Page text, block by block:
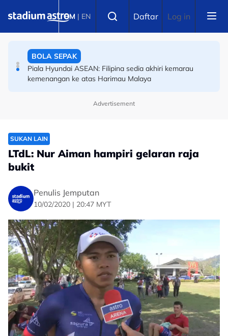
BM | EN Daftar Log in
(Terkini) Danish Iftikhar muncul antara lapan pelari pecut
BOLA SEPAK
Piala Hyundai ASEAN: Filipina sedia akhiri kemarau
kemenangan ke atas Harimau Malaya
Advertisement
SUKAN LAIN
LTdL: Nur Aiman hampiri gelaran raja
bukit
Penulis Jemputan
10/02/2020 | 20:47 MYT